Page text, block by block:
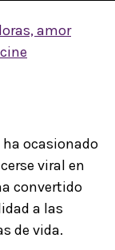
amor
ocasionado
viral en
convertido
a las
de vida.